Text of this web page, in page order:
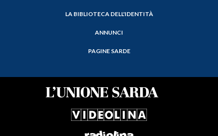
LA BIBLIOTECA DELL'IDENTITÀ
ANNUNCI
PAGINE SARDE